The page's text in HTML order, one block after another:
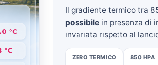
Weather
Il gradiente termico tra
possibile in presenza di
invariata rispetto al
ZERO TERMICO 850 HPA